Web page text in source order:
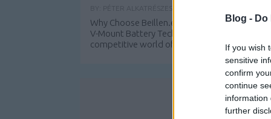
Blog -
If you wish
sensitive
confirm
continue
information
further
Why Choose Beillen.eu? Unmatched Quality in
V-Mount Battery Technology In the
competitive world of professional video...